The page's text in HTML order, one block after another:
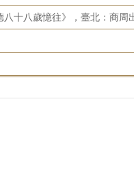
八十八歲憶往》，臺北：商周